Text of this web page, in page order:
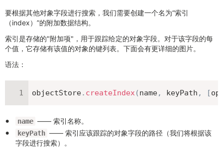
要根据其他对象字段进行搜索，我们需要创建一个名为“索引
（index）”的附加数据结构。
索引是存储的"附加项"，用于跟踪给定的对象字段。对于该字段的每
个值，它存储有该值的对象的键列表。下面会有更详细的图片。
语法：
objectStore. createIndex (name, keyPath , [
name —— 索引名称。
keyPath —— 索引应该跟踪的对象字段的路径（我们将根据该
字段进行搜索）。